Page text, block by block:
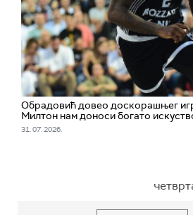
Обрадовић довео доскорашњег
Милтон нам доноси богато
31. 07. 2026.